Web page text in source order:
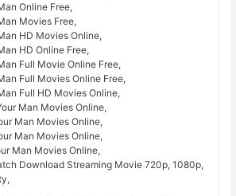
Online Free,
Movies Free,
HD Movies Online,
HD Online Free,
Full Movie Online Free,
Full Movies Online Free,
Full HD Movies Online,
Man Movies Online,
Man Movies Online,
Man Movies Online,
Man Movies Online,
Download Streaming Movie 720p, 1080p,